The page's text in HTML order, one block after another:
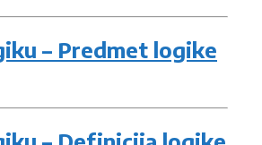
– Predmet logike